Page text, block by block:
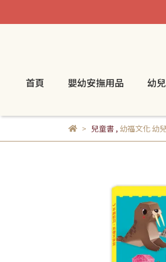
首頁 嬰幼安撫用品 幼
兒童書, 幼福文化 幼